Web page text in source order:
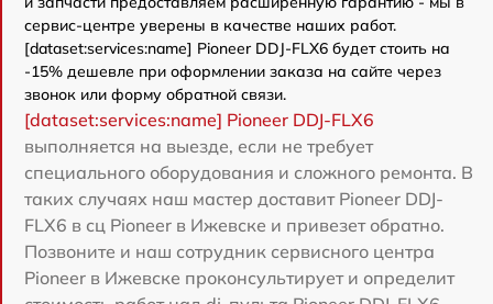
сервис-центре уверены в качестве наших работ.
[dataset:services:name] Pioneer DDJ-FLX6 будет стоить на
-15% дешевле при оформлении заказа на сайте через
звонок или форму обратной связи.
[dataset:services:name] Pioneer DDJ-FLX6
выполняется на выезде, если не требует
специального оборудования и сложного ремонта. В
таких случаях наш мастер доставит Pioneer DDJ-
FLX6 в сц Pioneer в Ижевске и привезет обратно.
Позвоните и наш сотрудник сервисного центра
Pioneer в Ижевске проконсультирует и определит